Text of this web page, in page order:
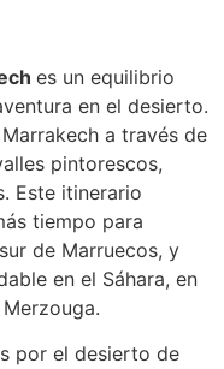
es un equilibrio
en el desierto.
a través de
pintorescos,
Este itinerario
tiempo para
de Marruecos, y
en el Sáhara, en
por el desierto de